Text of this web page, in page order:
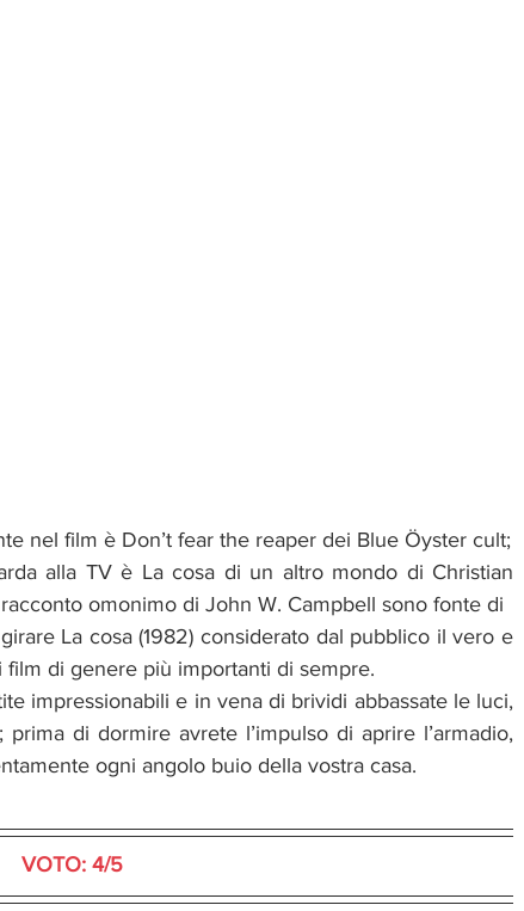
nel film è Don’t fear the reaper dei Blue Öyster cult;
alla TV è La cosa di un altro mondo di Christian
omonimo di John W. Campbell sono fonte di
La cosa (1982) considerato dal pubblico il vero e
di genere più importanti di sempre.
impressionabili e in vena di brividi abbassate le luci,
di dormire avrete l’impulso di aprire l’armadio,
ogni angolo buio della vostra casa.
VOTO: 4/5